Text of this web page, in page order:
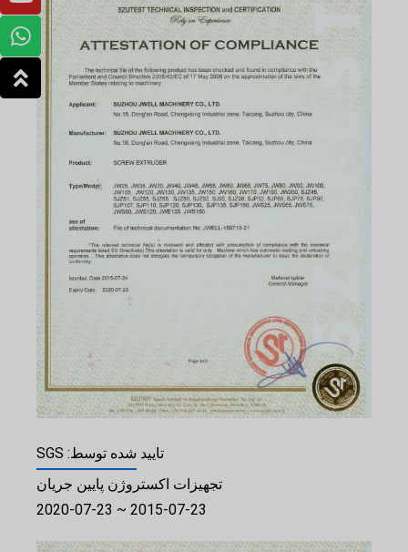
تایید شده توسط: SGS
تجهیزات اکستروژن پایین جریان
2015-07-23 ~ 2020-07-23